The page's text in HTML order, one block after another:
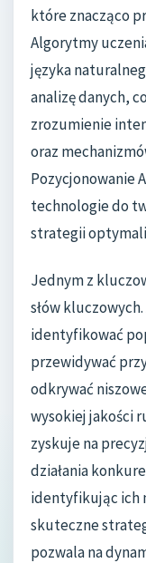
które znacząco
Algorytmy
języka
analizę danych,
zrozumienie
oraz
Pozycjonowanie
technologie do
strategii
Jednym z
słów
identyfikować
przewidywać
odkrywać
wysokiej jakości
zyskuje na
działania
identyfikując ich
skuteczne
pozwala na